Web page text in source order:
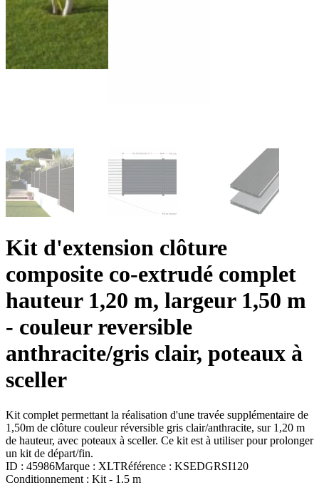
Kit d'extension clôture
composite co-extrudé complet
hauteur 1,20 m, largeur 1,50 m
- couleur reversible
anthracite/gris clair, poteaux à
sceller
Kit complet permettant la réalisation d'une travée supplémentaire de
1,50m de clôture couleur réversible gris clair/anthracite, sur 1,20 m
de hauteur, avec poteaux à sceller. Ce kit est à utiliser pour prolonger
un kit de départ/fin.
ID : 45986Marque : XLTRéférence : KSEDGRSI120
Conditionnement : Kit - 1.5 m